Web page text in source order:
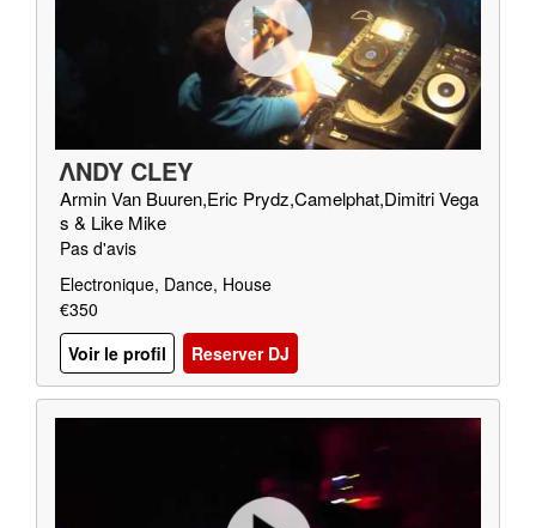
ΛNDY CLEY
Armin Van Buuren,Eric Prydz,Camelphat,Dimitri Vega
s & Like Mike
Pas d'avis
Electronique, Dance, House
€350
Voir le profil
Reserver DJ